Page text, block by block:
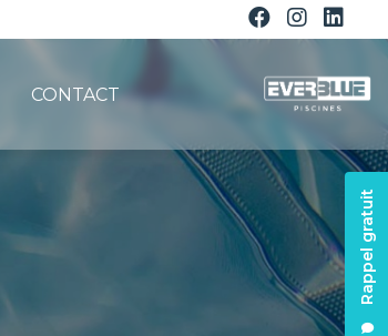
Rappel gratuit
CONTACT